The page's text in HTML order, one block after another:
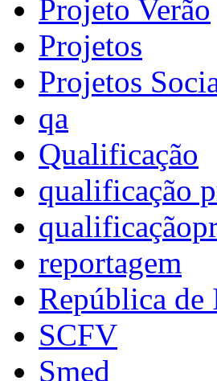
Projeto Verão
Projetos
Projetos
qa
Qualificação
qualificação
reportagem
República de
SCFV
Smed